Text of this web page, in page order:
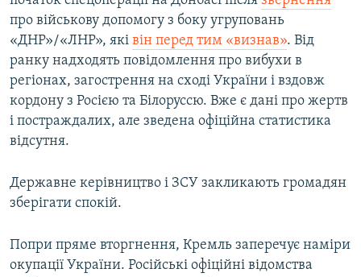
про військову допомогу з боку угруповань
«ДНР»/«ЛНР», які він перед тим «визнав». Від
ранку надходять повідомлення про вибухи в
регіонах, загострення на сході України і вздовж
кордону з Росією та Білоруссю. Вже є дані про жертв
і постраждалих, але зведена офіційна статистика
відсутня.
Державне керівництво і ЗСУ закликають громадян
зберігати спокій.
Попри пряме вторгнення, Кремль заперечує наміри
окупації України. Російські офіційні відомства